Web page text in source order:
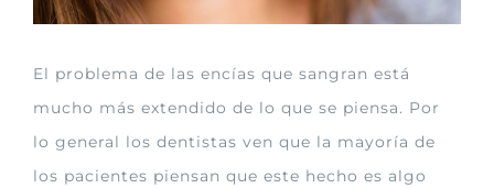
El problema de las encías que sangran está
mucho más extendido de lo que se piensa. Por
lo general los dentistas ven que la mayoría de
los pacientes piensan que este hecho es algo